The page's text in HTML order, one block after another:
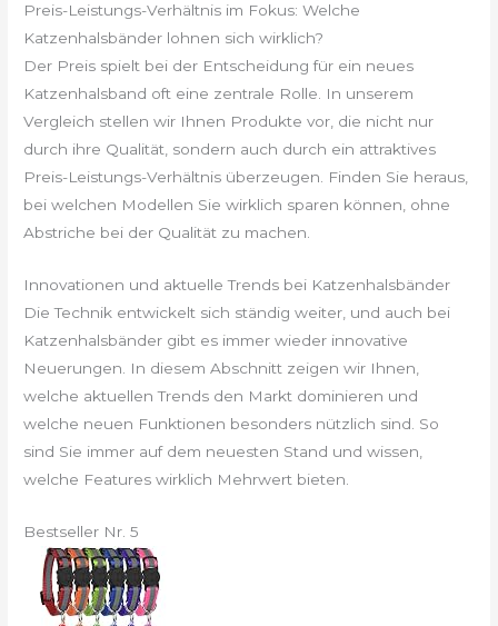
Preis-Leistungs-Verhältnis im Fokus: Welche
Katzenhalsbänder lohnen sich wirklich?
Der Preis spielt bei der Entscheidung für ein neues
Katzenhalsband oft eine zentrale Rolle. In unserem
Vergleich stellen wir Ihnen Produkte vor, die nicht nur
durch ihre Qualität, sondern auch durch ein attraktives
Preis-Leistungs-Verhältnis überzeugen. Finden Sie heraus,
bei welchen Modellen Sie wirklich sparen können, ohne
Abstriche bei der Qualität zu machen.
Innovationen und aktuelle Trends bei Katzenhalsbänder
Die Technik entwickelt sich ständig weiter, und auch bei
Katzenhalsbänder gibt es immer wieder innovative
Neuerungen. In diesem Abschnitt zeigen wir Ihnen,
welche aktuellen Trends den Markt dominieren und
welche neuen Funktionen besonders nützlich sind. So
sind Sie immer auf dem neuesten Stand und wissen,
welche Features wirklich Mehrwert bieten.
Bestseller Nr. 5